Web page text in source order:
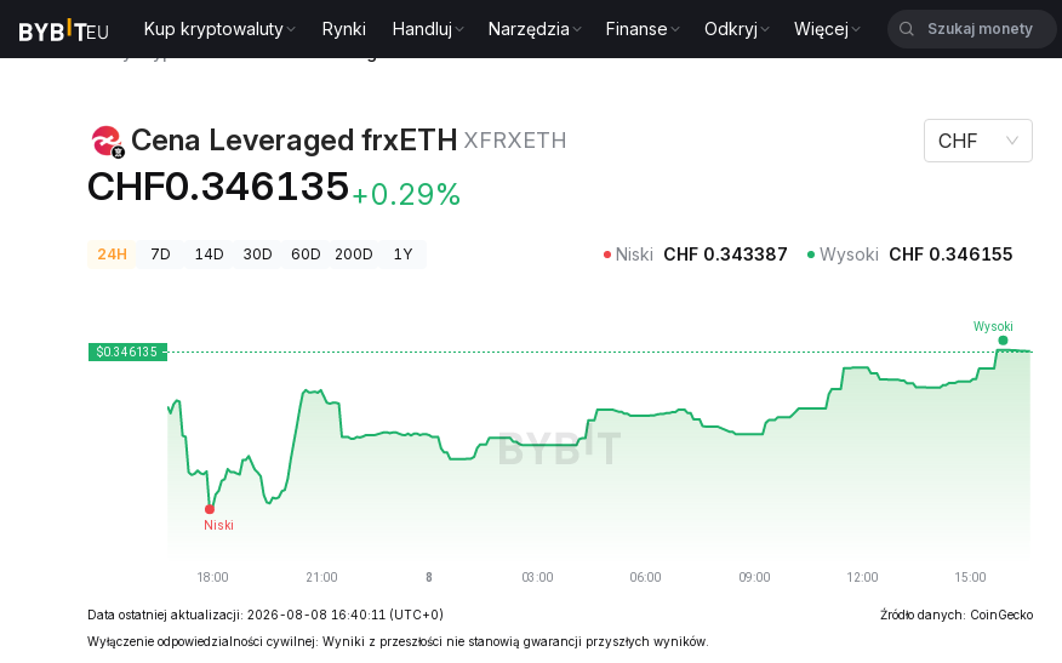
Kup kryptowaluty Rynki Handluj Narzędzia Finanse Odkryj Więcej
Cena Leveraged frxETH XFRXETH
CHF0.346135+0.29%
CHF
24H 7D 14D 30D 60D 200D 1Y Niski CHF 0.343387 Wysoki CHF 0.346155
Data ostatniej aktualizacji: 2026-08-08 16:40:11 (UTC+0)
Źródło danych: CoinGecko
Wyłączenie odpowiedzialności cywilnej: Wyniki z przeszłości nie stanowią gwarancji przyszłych wyników.